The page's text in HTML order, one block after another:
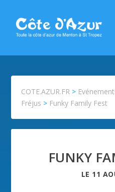
COTE.AZUR.FR >
Fréjus > Funky Family Fest
FUNKY
LE 11